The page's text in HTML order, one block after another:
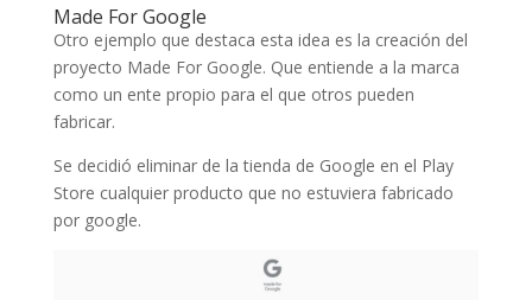
Made For Google
Otro ejemplo que destaca esta idea es la creación del
proyecto Made For Google. Que entiende a la marca
como un ente propio para el que otros pueden
fabricar.
Se decidió eliminar de la tienda de Google en el Play
Store cualquier producto que no estuviera fabricado
por google.